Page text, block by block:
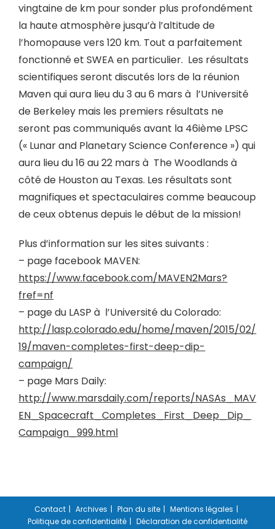
vingtaine de km pour sonder plus profondément
la haute atmosphère jusqu’à l’altitude de
l’homopause vers 120 km. Tout a parfaitement
fonctionné et SWEA en particulier. Les résultats
scientifiques seront discutés lors de la réunion
Maven qui aura lieu du 3 au 6 mars à l’Université
de Berkeley mais les premiers résultats ne
seront pas communiqués avant la 46ième LPSC
(« Lunar and Planetary Science Conference ») qui
aura lieu du 16 au 22 mars à The Woodlands à
côté de Houston au Texas. Les résultats sont
magnifiques et spectaculaires comme beaucoup
de ceux obtenus depuis le début de la mission!
Plus d’information sur les sites suivants :
– page facebook MAVEN:
https://www.facebook.com/MAVEN2Mars?
fref=nf
– page du LASP à l’Université du Colorado:
http://lasp.colorado.edu/home/maven/2015/02/
19/maven-completes-first-deep-dip-
campaign/
– page Mars Daily:
http://www.marsdaily.com/reports/NASAs_MAV
EN_Spacecraft_Completes_First_Deep_Dip_
Campaign_999.html
Contact Archives Plan du site
Mentions légales
Politique de confidentialité
Déclaration de confidentialité